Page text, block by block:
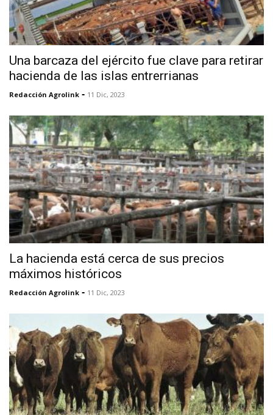
Una barcaza del ejército fue clave para retirar
hacienda de las islas entrerrianas
Redacción Agrolink - 11 Dic, 2023
La hacienda está cerca de sus precios
máximos históricos
Redacción Agrolink - 11 Dic, 2023